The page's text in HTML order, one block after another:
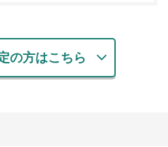
の方はこちら